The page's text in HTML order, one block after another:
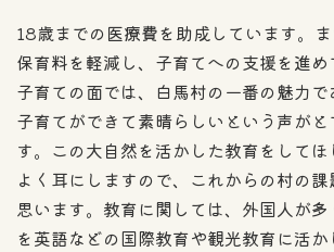
18歳までの医療費を助成しています。
保育料を軽減し、子育てへの支援を進め
子育ての面では、白馬村の一番の魅力
子育てができて素晴らしいという声が
す。この大自然を活かした教育をして
よく耳にしますので、これからの村の
思います。教育に関しては、外国人が
を英語などの国際教育や観光教育に活